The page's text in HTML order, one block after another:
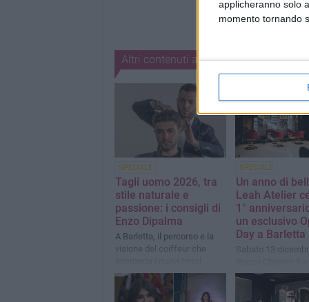
applicheranno solo
momento tornando
Altri contenuti a tema
SPECIALE
Tagli uomo 2026, tra
stile naturale e
passione: i consigli di
Enzo Dipalma
A Barletta, il percorso e la
visione del coiffeur che
maschili
SPECIALE
Un anno di
Leah Atelier
1°
un esclusivo
Day a Barletta
Sabato 13
una giornata ricca
tra beauty, food e